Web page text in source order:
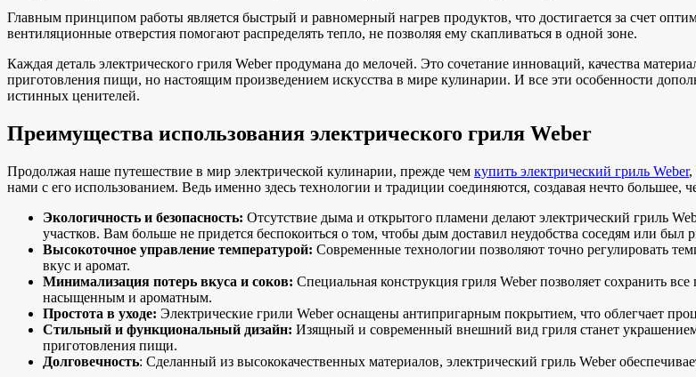
Главным принципом работы является быстрый и равномерный нагрев продуктов, что достигается за счет
вентиляционные отверстия помогают распределять тепло, не позволяя ему скапливаться в одной зоне.
Каждая деталь электрического гриля Weber продумана до мелочей. Это сочетание инноваций, качества
приготовления пищи, но настоящим произведением искусства в мире кулинарии. И все эти особенности
истинных ценителей.
Преимущества использования электрического гриля Weber
Продолжая наше путешествие в мир электрической кулинарии, прежде чем купить электрический гриль Weber,
нами с его использованием. Ведь именно здесь технологии и традиции соединяются, создавая нечто большее,
Экологичность и безопасность: Отсутствие дыма и открытого пламени делают электрический гриль
участков. Вам больше не придется беспокоиться о том, чтобы дым доставил неудобства соседям или был
Высокоточное управление температурой: Современные технологии позволяют точно регулировать
вкус и аромат.
Минимализация потерь вкуса и соков: Специальная конструкция гриля Weber позволяет сохранить
насыщенным и ароматным.
Простота в уходе: Электрические грили Weber оснащены антипригарным покрытием, что облегчает
Стильный и функциональный дизайн: Изящный и современный внешний вид гриля станет
приготовления пищи.
Долговечность: Сделанный из высококачественных материалов, электрический гриль Weber